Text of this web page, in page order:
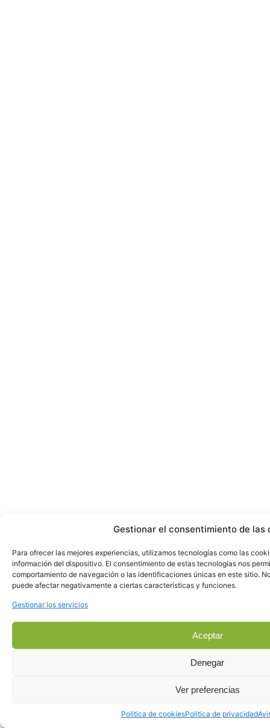
Gestionar el consentimiento de las
Para ofrecer las mejores experiencias, utilizamos tecnologías como las
información del dispositivo. El consentimiento de estas tecnologías nos
comportamiento de navegación o las identificaciones únicas en este sitio.
puede afectar negativamente a ciertas características y funciones.
Gestionar los servicios
Aceptar
Denegar
Ver preferencias
Política de cookiesPolítica de privacidad